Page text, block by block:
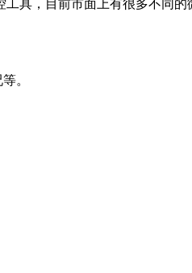
具，目前市面上有很多不同的
。